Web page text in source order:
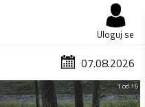
Uloguj se
07.08.2026
1 od 16